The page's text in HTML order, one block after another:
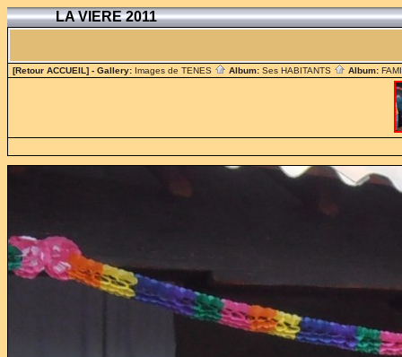
LA VIERE 2011
[Retour ACCUEIL] - Gallery: Images de TENES Album: Ses HABITANTS Album: